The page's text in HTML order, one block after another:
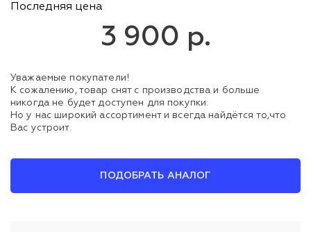
Последняя цена
3 900 р.
Уважаемые покупатели!
К сожалению, товар снят с производства и больше
никогда не будет доступен для покупки.
Но у нас широкий ассортимент и всегда найдётся то,что
Вас устроит.
ПОДОБРАТЬ АНАЛОГ